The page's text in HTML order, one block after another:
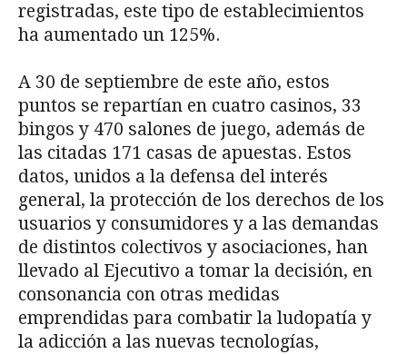
registradas, este tipo de establecimientos
ha aumentado un 125%.
A 30 de septiembre de este año, estos
puntos se repartían en cuatro casinos, 33
bingos y 470 salones de juego, además de
las citadas 171 casas de apuestas. Estos
datos, unidos a la defensa del interés
general, la protección de los derechos de los
usuarios y consumidores y a las demandas
de distintos colectivos y asociaciones, han
llevado al Ejecutivo a tomar la decisión, en
consonancia con otras medidas
emprendidas para combatir la ludopatía y
la adicción a las nuevas tecnologías,